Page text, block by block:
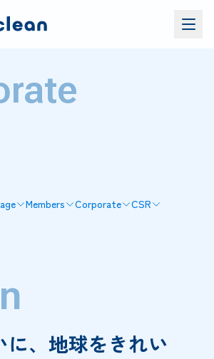
ー®
について
052
空間衛生のための規格です
Members Corporate CSR
に、地球をきれい